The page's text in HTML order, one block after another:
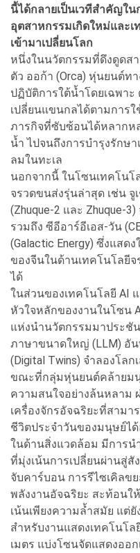
นี้ได้กลายเป็นเวทีสำคัญใ
อุตสาหกรรมเกิดใหม่และ
เข้ามาเปลี่ยนโลก
หนึ่งในนวัตกรรมที่ดึงดูดส
ตัว ออก้า (Orca) หุ่นยนต์ท
ปฏิบัติการใต้น้ำโดยเฉพาะ
เปลี่ยนแขนกลได้ตามการใ
ภารกิจที่ซับซ้อนได้หลากห
น้ำ ไปจนถึงการบำรุงรักษ
ลมในทะเล
นอกจากนี้ ในโซนเทคโนโ
จรวดขนส่งรุ่นล่าสุด เช่น จู
(Zhuque-2 และ Zhuque-
รวมถึง ซีอีอาร์อีเอส-วัน
(Galactic Energy) ซึ่งแสด
ของจีนในด้านเทคโนโลยี
ได้
ในส่วนของเทคโนโลยี AI
หัวใจหลักของงานในโซน
แห่งนำนวัตกรรมมาประชัน
ภาษาขนาดใหญ่ (LLM) อั
(Digital Twins) จำลองโล
ขณะที่กลุ่มหุ่นยนต์คล้ายมนุ
ความสนใจอย่างล้นหลาม
เครื่องจักรอัจฉริยะที่สาม
ชีวิตประจำวันของมนุษย์ได้
ในด้านสิ่งแวดล้อม มีการน
ที่มุ่งเน้นการเปลี่ยนผ่านสู่
จับคาร์บอน การรีไซเคิลข
พลังงานอัจฉริยะ สะท้อนใ
เน้นเพียงความล้ำสมัย แต่
สำหรับงานแสดงเทคโนโ
เมตร แบ่งโซนจัดแสดงออ